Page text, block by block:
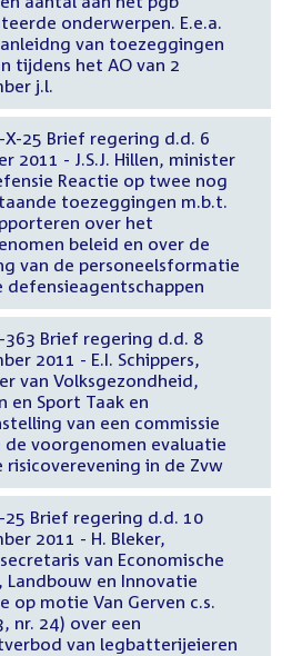
onderwerpen. E.e.a.
van toezeggingen
tijdens het AO van 2
j.l.
X-25 Brief regering d.d. 6
2011 - J.S.J. Hillen, minister
Reactie op twee nog
toezeggingen m.b.t.
over het
beleid en over de
van de personeelsformatie
defensieagentschappen
363 Brief regering d.d. 8
2011 - E.I. Schippers,
van Volksgezondheid,
en Sport Taak en
van een commissie
de voorgenomen evaluatie
risicoverevening in de Zvw
25 Brief regering d.d. 10
2011 - H. Bleker,
van Economische
Landbouw en Innovatie
op motie Van Gerven c.s.
nr. 24) over een
van legbatterijeieren